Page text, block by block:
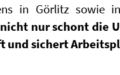
in Görlitz sowie
nicht nur schont die
und sichert